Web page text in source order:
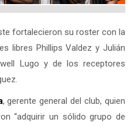
fortalecieron su roster con la
libres Phillips Valdez y Julián
Lugo y de los receptores
, gerente general del club, quien
“adquirir un sólido grupo de